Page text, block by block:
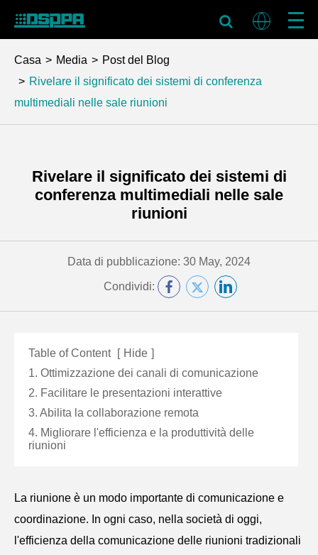
Casa Media
Post del Blog
Rivelare il significato dei sistemi di conferenza
multimediali nelle sale riunioni
Rivelare il significato dei sistemi di
conferenza multimediali nelle sale
riunioni
Data di pubblicazione: 30 May, 2024
Condividi:
Table of Content [ Hide ]
1. Ottimizzazione dei canali di comunicazione
2. Facilitare le presentazioni interattive
3. Abilita la collaborazione remota
4. Migliorare l'efficienza e la produttività delle
riunioni
La riunione è un modo importante di comunicazione e
coordinazione. In ogni caso, nella società di oggi,
l'efficienza della comunicazione delle riunioni tradizionali